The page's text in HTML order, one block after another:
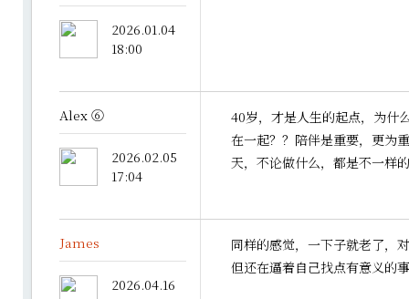
2026.01.04
18:00
40岁，才是人生的起点，为什
在一起？？陪伴是重要，更为
天，不论做什么，都是不一样
Alex ⑥
2026.02.05
17:04
同样的感觉，一下子就老了，
但还在逼着自己找点有意义的
James
2026.04.16